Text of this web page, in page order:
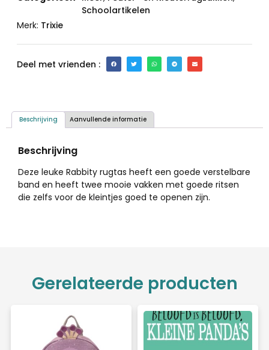
Schoolartikelen
Merk: Trixie
Deel met vrienden :
Beschrijving Aanvullende informatie
Beschrijving
Deze leuke Rabbity rugtas heeft een goede verstelbare
band en heeft twee mooie vakken met goede ritsen
die zelfs voor de kleintjes goed te openen zijn.
Gerelateerde producten